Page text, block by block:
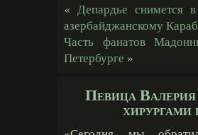
« Депардье снимется
азербайджанскому
Часть фанатов
Петербурге »
Певица
хирургами